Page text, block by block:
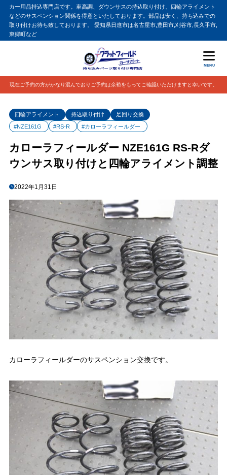
カー用品持込専門店です。車高調、ダウンサスの持込取り付け、四輪アライメント
などのサスペンション関係を得意といたしております。部品は安く、持ち込みでの
取り付けお待ち致しております。 愛知県日進市は名古屋市,豊田市,刈谷市,長久手市,
東郷町など
MENU
現在ご予約の方がかなり混んでおりご予約は余裕をもってご確認いただけますと幸いです。
四輪アライメント 持込取り付け
足回り交換
#NZE161G
#RS-R #カローラフィールダー
カローラフィールダー NZE161G RS-Rダ
ウンサス取り付けと四輪アライメント調整
2022年1月31日
カローラフィールダーのサスペンション交換です。